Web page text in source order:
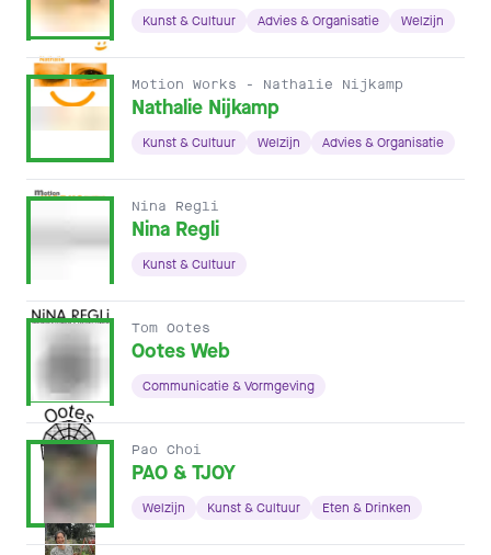
Kunst & Cultuur Advies & Organisatie Welzijn
Motion Works - Nathalie Nijkamp
Nathalie Nijkamp
Kunst & Cultuur Welzijn Advies & Organisatie
Nina Regli
Nina Regli
Kunst & Cultuur
Tom Ootes
Ootes Web
Communicatie & Vormgeving
Pao Choi
PAO & TJOY
Welzijn Kunst & Cultuur Eten & Drinken